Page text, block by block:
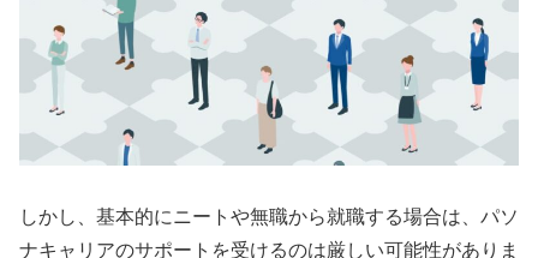
しかし、基本的にニートや無職から就職する場合は、パソ
ナキャリアのサポートを受けるのは厳しい可能性がありま